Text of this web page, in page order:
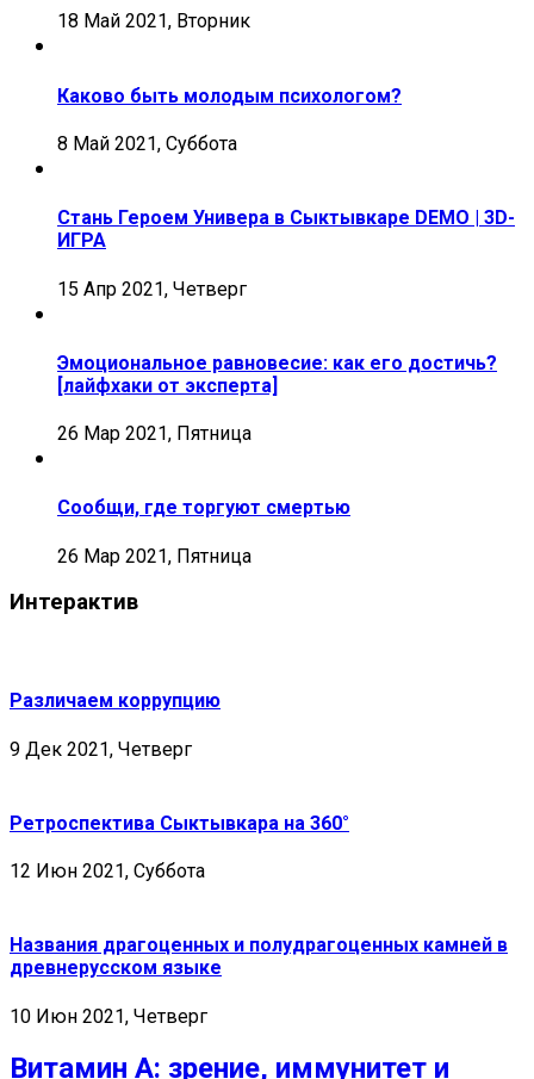
18 Май 2021, Вторник
Каково быть молодым психологом?
8 Май 2021, Суббота
Стань Героем Универа в Сыктывкаре DEMO | 3D-
ИГРА
15 Апр 2021, Четверг
Эмоциональное равновесие: как его достичь?
[лайфхаки от эксперта]
26 Мар 2021, Пятница
Сообщи, где торгуют смертью
26 Мар 2021, Пятница
Интерактив
Различаем коррупцию
9 Дек 2021, Четверг
Ретроспектива Сыктывкара на 360°
12 Июн 2021, Суббота
Названия драгоценных и полудрагоценных камней в
древнерусском языке
10 Июн 2021, Четверг
Витамин А: зрение, иммунитет и